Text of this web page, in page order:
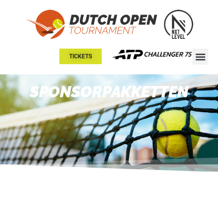
TICKETS
SPONSORPAKKETTEN